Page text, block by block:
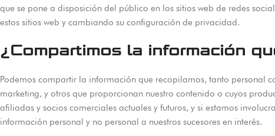
que se pone a disposición del público en los sitios web de redes
estos sitios web y cambiando su configuración de privacidad.
¿Compartimos la información
Podemos compartir la información que recopilamos, tanto personal
marketing, y otros que proporcionan nuestro contenido o cuyos
afiliadas y socios comerciales actuales y futuros, y si estamos
información personal y no personal a nuestros sucesores en interés.